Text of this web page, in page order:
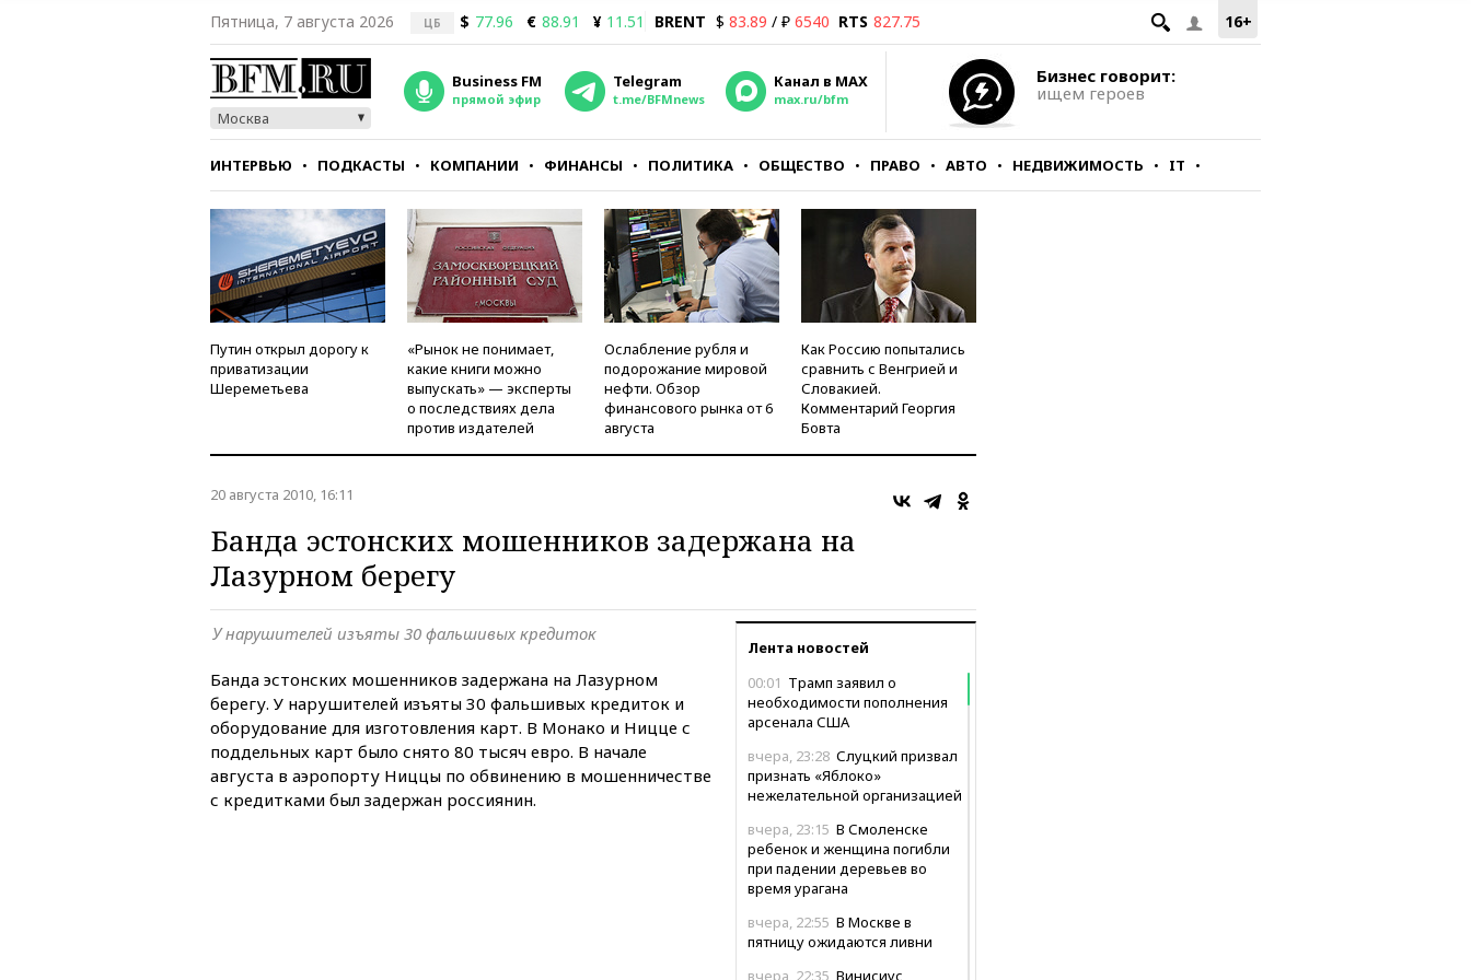
16+
Пятница, 7 августа 2026 ЦБ $ 77.96 € 88.91 ¥ 11.51 BRENT $ 83.89 / ₽ 6540 RTS 827.75
Москва
Business FM
прямой эфир
Telegram
t.me/BFMnews
Канал в MAX
max.ru/bfm
Бизнес говорит:
ищем героев
ИНТЕРВЬЮ ПОДКАСТЫ КОМПАНИИ ФИНАНСЫ ПОЛИТИКА ОБЩЕСТВО ПРАВО АВТО НЕДВИЖИМОСТЬ IT
СТИЛЬ ТЕСТЫ
Путин открыл дорогу к
приватизации
Шереметьева
«Рынок не понимает,
какие книги можно
выпускать» — эксперты
о последствиях дела
против издателей
Ослабление рубля и
подорожание мировой
нефти. Обзор
финансового рынка от 6
августа
Как Россию попытались
сравнить с Венгрией и
Словакией.
Комментарий Георгия
Бовта
20 августа 2010, 16:11
Банда эстонских мошенников задержана на
Лазурном берегу
Лента новостей
00:01 Трамп заявил о
необходимости пополнения
арсенала США
вчера, 23:28 Слуцкий призвал
признать «Яблоко»
нежелательной организацией
вчера, 23:15 В Смоленске
ребенок и женщина погибли
при падении деревьев во
время урагана
вчера, 22:55 В Москве в
пятницу ожидаются ливни
вчера, 22:35 Винисиус
У нарушителей изъяты 30 фальшивых кредиток
Банда эстонских мошенников задержана на Лазурном
берегу. У нарушителей изъяты 30 фальшивых кредиток и
оборудование для изготовления карт. В Монако и Ницце с
поддельных карт было снято 80 тысяч евро. В начале
августа в аэропорту Ниццы по обвинению в мошенничестве
с кредитками был задержан россиянин.